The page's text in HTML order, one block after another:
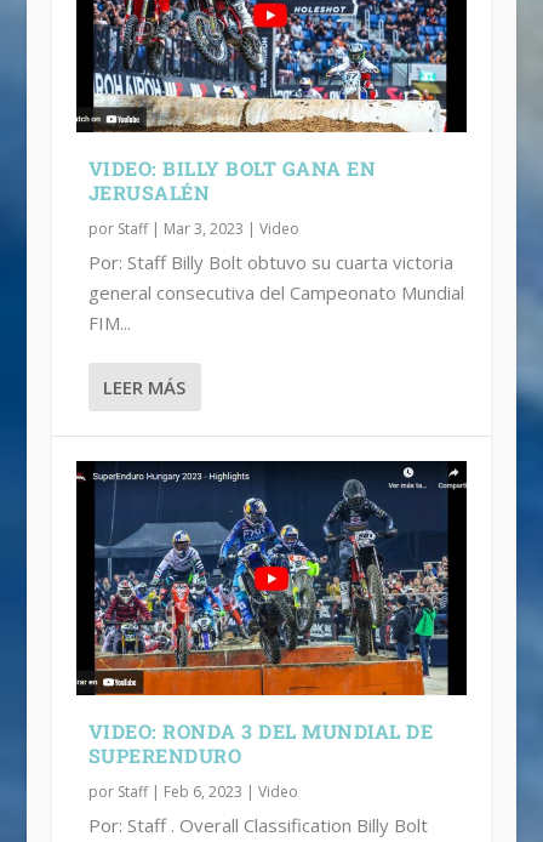
VIDEO: BILLY BOLT GANA EN
JERUSALÉN
por Staff| Mar 3, 2023 | Video
Por: Staff Billy Bolt obtuvo su cuarta victoria
general consecutiva del Campeonato Mundial
FIM...
LEER MÁS
VIDEO: RONDA 3 DEL MUNDIAL DE
SUPERENDURO
por Staff| Feb 6, 2023 | Video
Por: Staff . Overall Classification Billy Bolt